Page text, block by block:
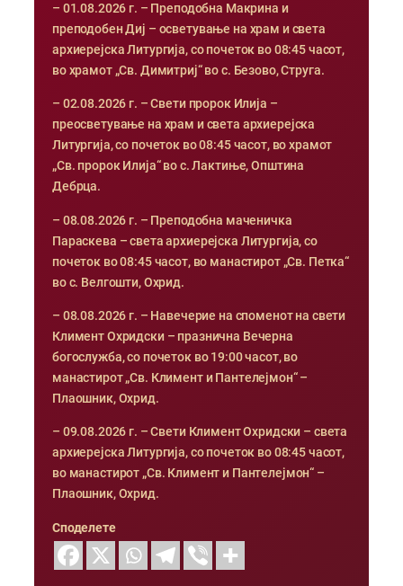
– 01.08.2026 г. – Преподобна Макрина и
преподобен Диј – осветување на храм и света
архиерејска Литургија, со почеток во 08:45 часот,
во храмот „Св. Димитриј“ во с. Безово, Струга.
– 02.08.2026 г. – Свети пророк Илија –
преосветување на храм и света архиерејска
Литургија, со почеток во 08:45 часот, во храмот
„Св. пророк Илија“ во с. Лактиње, Општина
Дебрца.
– 08.08.2026 г. – Преподобна маченичка
Параскева – света архиерејска Литургија, со
почеток во 08:45 часот, во манастирот „Св. Петка“
во с. Велгошти, Охрид.
– 08.08.2026 г. – Навечерие на споменот на свети
Климент Охридски – празнична Вечерна
богослужба, со почеток во 19:00 часот, во
манастирот „Св. Климент и Пантелејмон“ –
Плаошник, Охрид.
– 09.08.2026 г. – Свети Климент Охридски – света
архиерејска Литургија, со почеток во 08:45 часот,
во манастирот „Св. Климент и Пантелејмон“ –
Плаошник, Охрид.
Споделете